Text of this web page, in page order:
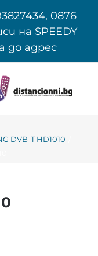
0876
на SPEEDY
до адрес
DVB-T HD1010